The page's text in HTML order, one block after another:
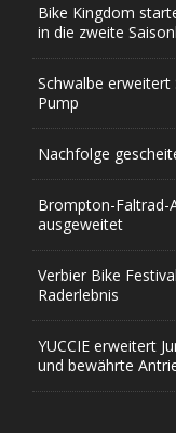
Bike Kingdom
in die zweite
Schwalbe
Pump
Nachfolge
Brompton-Faltrad-
ausgeweitet
Verbier Bike
Raderlebnis
YUCCIE erweitert
und bewährte